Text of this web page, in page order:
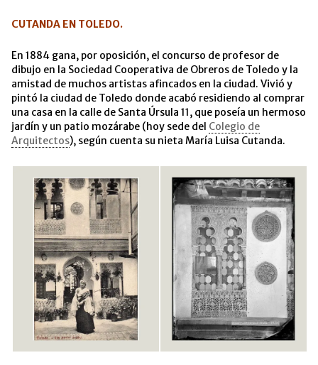
CUTANDA EN TOLEDO.
En 1884 gana, por oposición, el concurso de profesor de
dibujo en la Sociedad Cooperativa de Obreros de Toledo y la
amistad de muchos artistas afincados en la ciudad. Vivió y
pintó la ciudad de Toledo donde acabó residiendo al comprar
una casa en la calle de Santa Úrsula 11, que poseía un hermoso
jardín y un patio mozárabe (hoy sede del Colegio de
Arquitectos), según cuenta su nieta María Luisa Cutanda.